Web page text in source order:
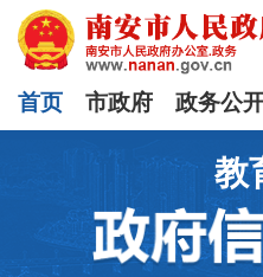
首页 市政府 政务公
教